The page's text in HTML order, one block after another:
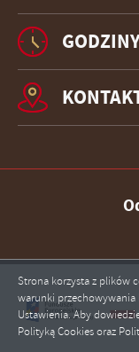
Strona korzysta z plików
warunki
Ustawienia. Aby
Polityką Cookies oraz